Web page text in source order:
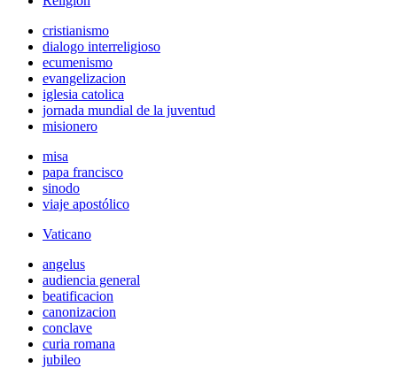
cristianismo
dialogo interreligioso
ecumenismo
evangelizacion
iglesia catolica
jornada mundial de la juventud
misionero
misa
papa francisco
sinodo
viaje apostólico
Vaticano
angelus
audiencia general
beatificacion
canonizacion
conclave
curia romana
jubileo